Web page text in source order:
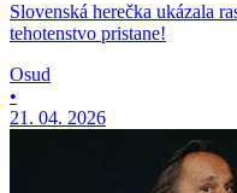
Slovenská herečka ukázala
tehotenstvo pristane!
Osud
•
21. 04. 2026